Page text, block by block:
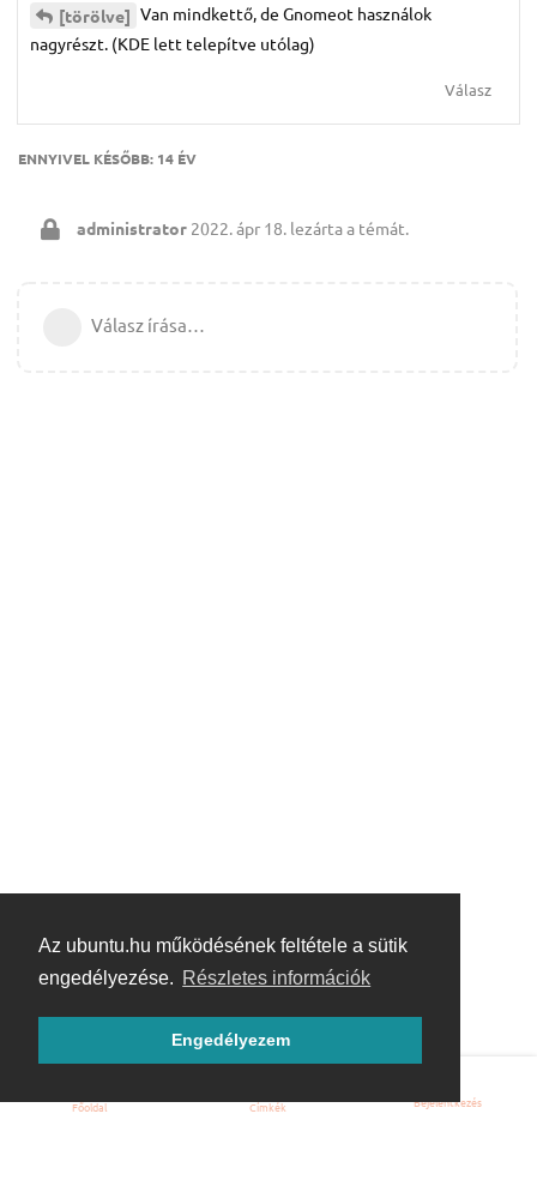
Az ubuntu.hu működésének feltétele a sütik
engedélyezése. Részletes információk
Engedélyezem
[törölve] Van mindkettő, de Gnomeot használok
nagyrészt. (KDE lett telepítve utólag)
Válasz
ENNYIVEL KÉSŐBB: 14 ÉV
administrator 2022. ápr 18. lezárta a témát.
Válasz írása…
Főoldal Címkék Bejelentkezés